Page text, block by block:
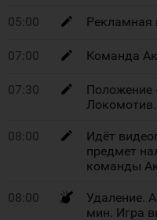
05:00 Рекламная
07:00 Команда
07:30
Положение
08:00
Идёт
предмет
команды
08:00
Удаление.
мин. Игра